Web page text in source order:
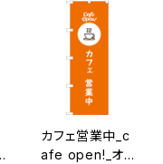
カフェ営業中_c
afe open!_オレ